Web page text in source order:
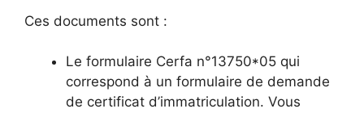
Ces documents sont :
Le formulaire Cerfa n°13750*05 qui
correspond à un formulaire de demande
de certificat d’immatriculation. Vous